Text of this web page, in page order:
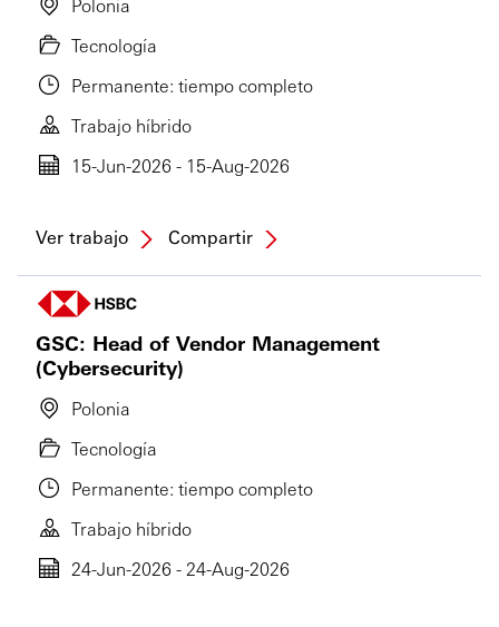
Polonia
Tecnología
Permanente: tiempo completo
Trabajo híbrido
15-Jun-2026 - 15-Aug-2026
Ver trabajo Compartir
GSC: Head of Vendor Management
(Cybersecurity)
Polonia
Tecnología
Permanente: tiempo completo
Trabajo híbrido
24-Jun-2026 - 24-Aug-2026